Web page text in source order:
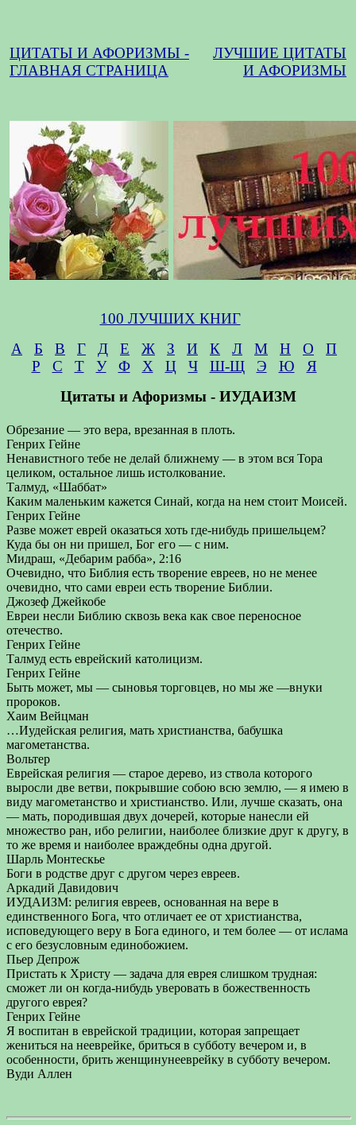
ЦИТАТЫ И АФОРИЗМЫ -
ГЛАВНАЯ СТРАНИЦА
ЛУЧШИЕ ЦИТАТЫ
И АФОРИЗМЫ
100 ЛУЧШИХ КНИГ
А
Б В Г Д Е Ж З И К Л М Н О
П
Р
С Т У Ф Х Ц Ч Ш-Щ Э Ю
Я
Цитаты и Афоризмы - ИУДАИЗМ
Обрезание — это вера, врезанная в плоть.
Генрих Гейне
Ненавистного тебе не делай ближнему — в этом вся Тора
целиком, остальное лишь истолкование.
Талмуд, «Шаббат»
Каким маленьким кажется Синай, когда на нем стоит Моисей.
Генрих Гейне
Разве может еврей оказаться хоть где-нибудь пришельцем?
Куда бы он ни пришел, Бог его — с ним.
Мидраш, «Дебарим рабба», 2:16
Очевидно, что Библия есть творение евреев, но не менее
очевидно, что сами евреи есть творение Библии.
Джозеф Джейкобе
Евреи несли Библию сквозь века как свое переносное
отечество.
Генрих Гейне
Талмуд есть еврейский католицизм.
Генрих Гейне
Быть может, мы — сыновья торговцев, но мы же —внуки
пророков.
Хаим Вейцман
…Иудейская религия, мать христианства, бабушка
магометанства.
Вольтер
Еврейская религия — старое дерево, из ствола которого
выросли две ветви, покрывшие собою всю землю, — я имею в
виду магометанство и христианство. Или, лучше сказать, она
— мать, породившая двух дочерей, которые нанесли ей
множество ран, ибо религии, наиболее близкие друг к другу, в
то же время и наиболее враждебны одна другой.
Шарль Монтескье
Боги в родстве друг с другом через евреев.
Аркадий Давидович
ИУДАИЗМ: религия евреев, основанная на вере в
единственного Бога, что отличает ее от христианства,
исповедующего веру в Бога единого, и тем более — от ислама
с его безусловным единобожием.
Пьер Депрож
Пристать к Христу — задача для еврея слишком трудная:
сможет ли он когда-нибудь уверовать в божественность
другого еврея?
Генрих Гейне
Я воспитан в еврейской традиции, которая запрещает
жениться на нееврейке, бриться в субботу вечером и, в
особенности, брить женщинунееврейку в субботу вечером.
Вуди Аллен